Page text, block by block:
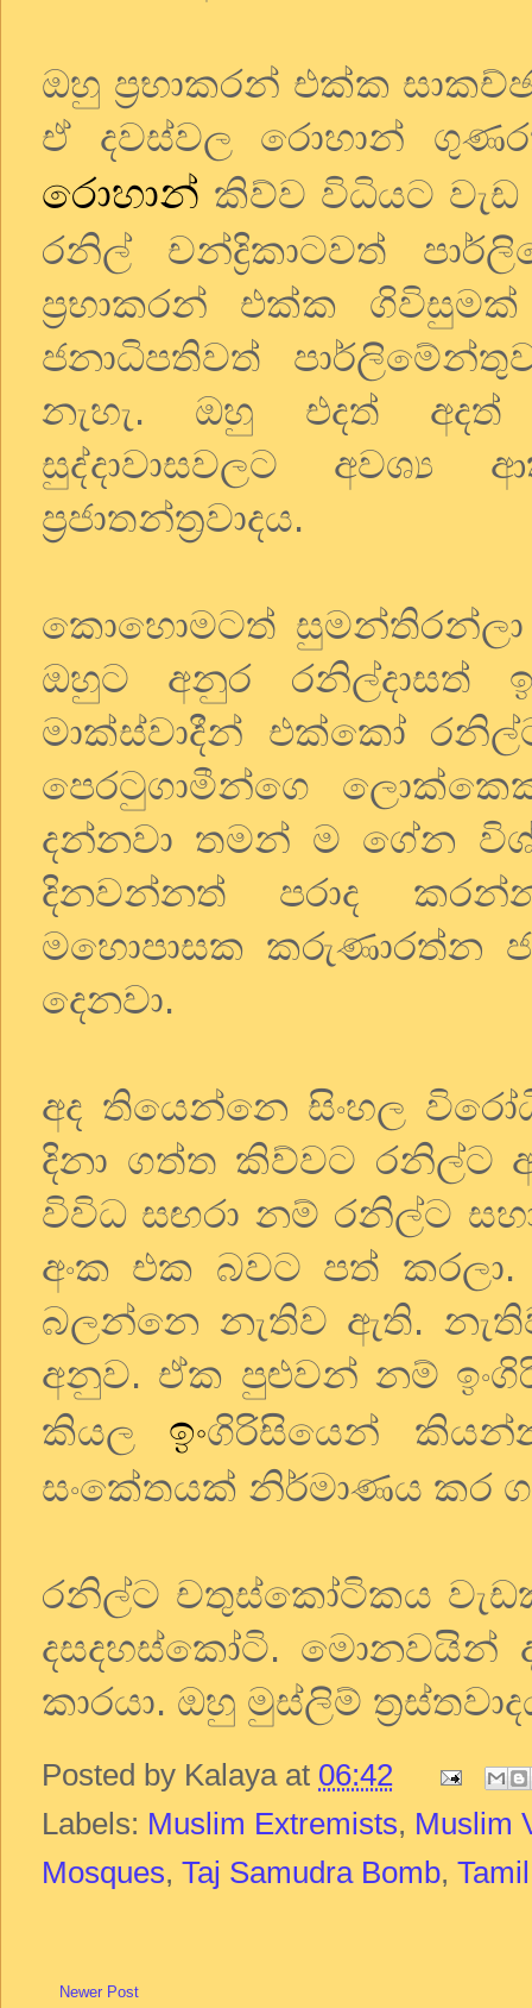
ඔහු ප්‍රභාකරන් එක්ක
ඒ දවස්වල රොහාන්
රොහාන් කිව්ව විධියට
රනිල් චන්ද්‍රිකාටවත්
ප්‍රභාකරන් එක්ක
ජනාධිපතිවත්
නැහැ. ඔහු එදත්
සුද්දාවාසවලට
ප්‍රජාතන්ත්‍රවාදය.
කොහොමටත් සුමන්තිරන්ලා
ඔහුට අනුර රනිල්දාසත්
මාක්ස්වාදීන් එක්කෝ
පෙරටුගාමීන්ගෙ
දන්නවා තමන් ම ගේන
දිනවන්නත් පරාද
මහොපාසක කරුණාරත්න
දෙනවා.
අද තියෙන්නෙ සිංහල
දිනා ගත්ත කිව්වට රනිල්ට
විවිධ සඟරා නම් රනිල්ට
අංක එක බවට පත් කරලා.
බලන්නෙ නැතිව ඇති.
අනුව. ඒක පුළුවන් නම්
කියල ඉංගිරිසියෙන්
සංකේතයක් නිර්මාණය කර
රනිල්ට චතුස්කෝටිකය
දසදහස්කෝටි. මොනවයින්
කාරයා. ඔහු මුස්ලිම්
Posted by Kalaya at 06:42
Labels: Muslim Extremists, Muslim
Mosques, Taj Samudra Bomb,
Newer Post